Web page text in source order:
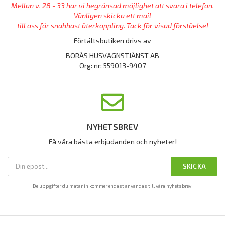
Mellan v. 28 - 33 har vi begränsad möjlighet att svara i telefon.
Vänligen skicka ett mail
till oss för snabbast återkoppling. Tack för visad förståelse!
Förtältsbutiken drivs av
BORÅS HUSVAGNSTJÄNST AB
Org: nr: 559013-9407
NYHETSBREV
Få våra bästa erbjudanden och nyheter!
SKICKA
De uppgifter du matar in kommer endast användas till våra nyhetsbrev.